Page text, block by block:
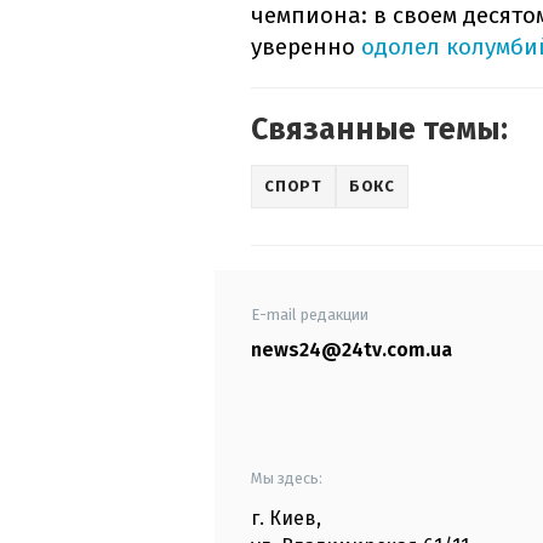
чемпиона: в своем
уверенно одолел
Связанные темы:
СПОРТ БОКС
E-mail редакции
news24@24tv.com.ua
Мы здесь:
г. Киев,